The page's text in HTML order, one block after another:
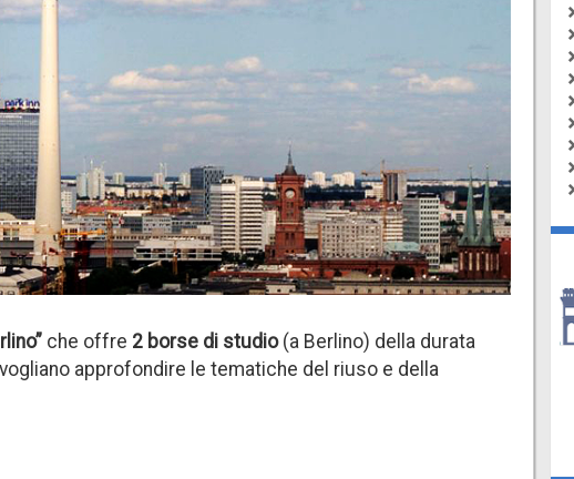
che offre 2 borse di studio(a Berlino) della durata
approfondire le tematiche del riuso e della